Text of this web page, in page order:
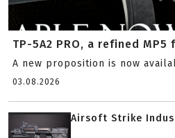
TP-5A2 PRO, a refined MP5
A new proposition is now
03.08.2026
Airsoft Strike